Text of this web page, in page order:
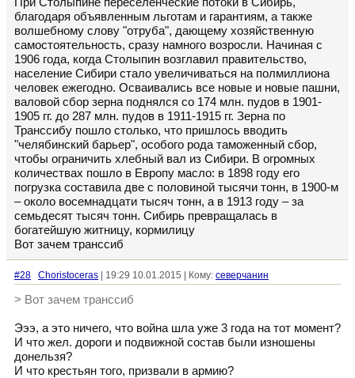
благодаря объявленным льготам и гарантиям, а также
волшебному слову "отруба", дающему хозяйственную
самостоятельность, сразу намного возросли. Начиная с
1906 года, когда Столыпин возглавил правительство,
население Сибири стало увеличиваться на полмиллиона
человек ежегодно. Осваивались все новые и новые пашни,
валовой сбор зерна поднялся со 174 млн. пудов в 1901-
1905 гг. до 287 млн. пудов в 1911-1915 гг. Зерна по
Транссибу пошло столько, что пришлось вводить
"челябинский барьер", особого рода таможенный сбор,
чтобы ограничить хлебный вал из Сибири. В огромных
количествах пошло в Европу масло: в 1898 году его
погрузка составила две с половиной тысячи тонн, в 1900-м
– около восемнадцати тысяч тонн, а в 1913 году – за
семьдесят тысяч тонн. Сибирь превращалась в
богатейшую житницу, кормилицу
Вот зачем транссиб
#28 Choristoceras | 19:29 10.01.2015 | Кому: северчанин
> Вот зачем транссиб
Эээ, а это ничего, что война шла уже 3 года на тот момент?
И что жел. дороги и подвижной состав были изношены
донельзя?
И что крестьян того, призвали в армию?